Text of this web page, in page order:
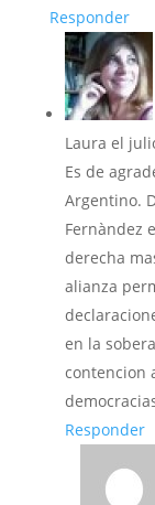
Responder
Laura el
Es de
Argentino.
Fernàndez
derecha
alianza
en la
contencion
Responder